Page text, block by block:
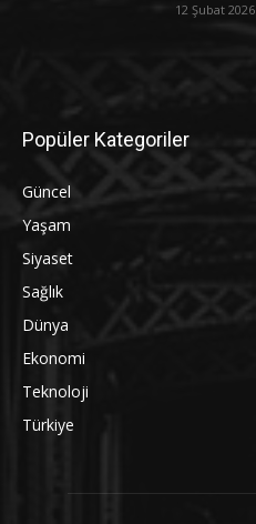
12 Şubat 2026
Popüler Kategoriler
Güncel
Yaşam
Siyaset
Sağlık
Dünya
Ekonomi
Teknoloji
Türkiye